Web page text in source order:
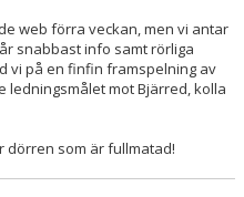
web förra veckan, men vi antar
snabbast info samt rörliga
vi på en finfin framspelning av
ledningsmålet mot Bjärred, kolla
dörren som är fullmatad!